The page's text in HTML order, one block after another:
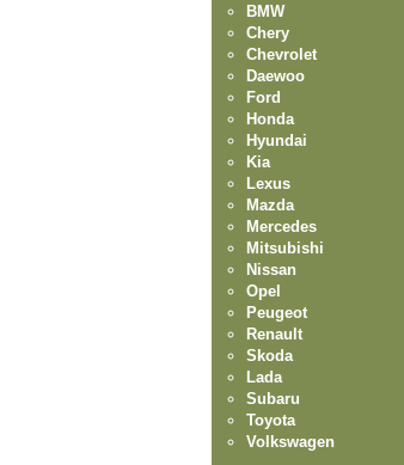
BMW
Chery
Chevrolet
Daewoo
Ford
Honda
Hyundai
Kia
Lexus
Mazda
Mercedes
Mitsubishi
Nissan
Opel
Peugeot
Renault
Skoda
Lada
Subaru
Toyota
Volkswagen